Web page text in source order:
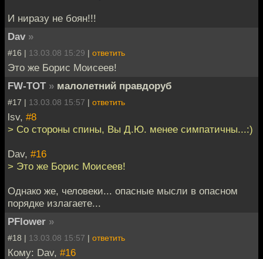
И ниразу не боян!!!
Dav »
#16 | 13.03.08 15:29 | ответить
Это же Борис Моисеев!
FW-TOT » малолетний правдоруб
#17 | 13.03.08 15:57 | ответить
lsv, #8
> Со стороны спины, Вы Д.Ю. менее симпатичны...:)
Dav, #16
> Это же Борис Моисеев!
Однако же, человеки... опасные мысли в опасном
порядке излагаете...
PFlower »
#18 | 13.03.08 15:57 | ответить
Кому: Dav, #16